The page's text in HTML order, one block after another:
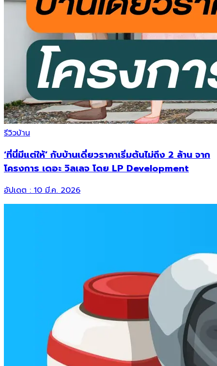
รีวิวบ้าน
‘ที่นี่มีแต่ให้’ กับบ้านเดี่ยวราคาเริ่มต้นไม่ถึง 2 ล้าน จาก
โครงการ เดอะ วิลเลจ โดย LP Development
อัปเดต :10 มี.ค. 2026